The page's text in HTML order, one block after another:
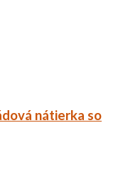
nátierka so